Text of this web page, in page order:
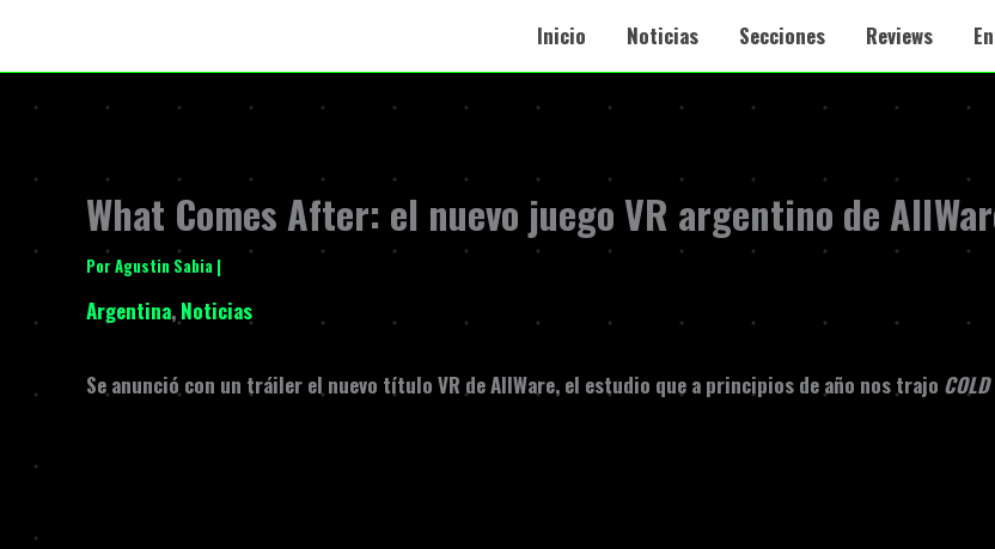
contenido
Inicio Noticias Secciones Reviews
What Comes After: el nuevo juego VR argentino de
Por Agustin Sabia |
Argentina, Noticias
Se anunció con un tráiler el nuevo título VR deAllWare, el estudio que a principios de año nos trajo